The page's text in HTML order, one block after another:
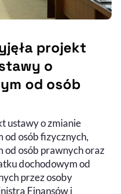
projekt
o
od osób
ustawy o zmianie
od osób fizycznych,
od osób prawnych oraz
dochodowym od
przez osoby
Finansów i